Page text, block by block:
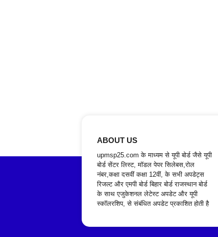
ABOUT US
upmsp25.com के माध्यम से यूपी बोर्ड जैसे यूपी
बोर्ड सेंटर लिस्ट, मॉडल पेपर सिलेबस,रोल
नंबर,कक्षा दसवीं कक्षा 12वीं, के सभी अपडेट्स
रिजल्ट और एमपी बोर्ड बिहार बोर्ड राजस्थान बोर्ड
के साथ एजुकेशनल लेटेस्ट अपडेट और यूपी
स्कॉलरशिप, से संबंधित अपडेट प्रकाशित होती है